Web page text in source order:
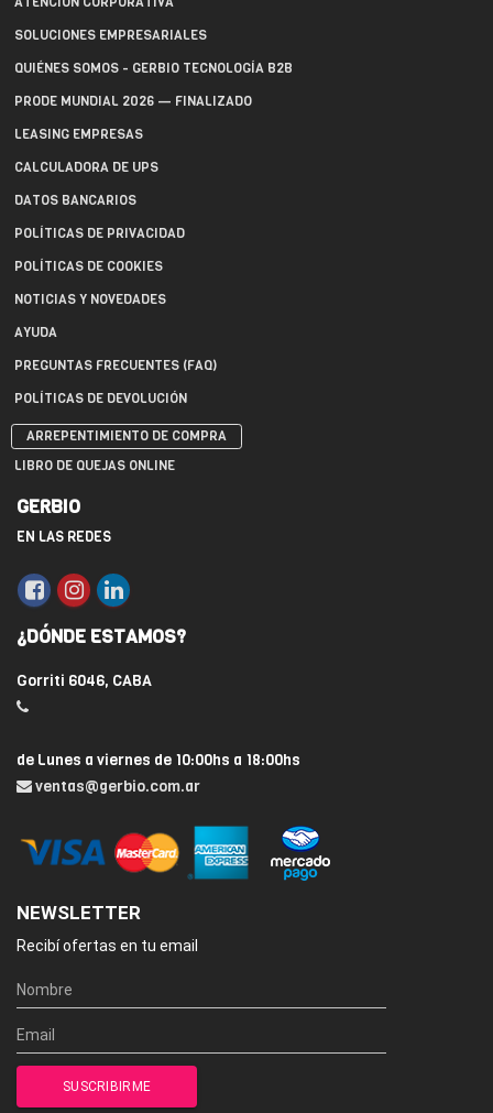
SOLUCIONES EMPRESARIALES
QUIÉNES SOMOS - GERBIO TECNOLOGÍA B2B
PRODE MUNDIAL 2026 — FINALIZADO
LEASING EMPRESAS
CALCULADORA DE UPS
DATOS BANCARIOS
POLÍTICAS DE PRIVACIDAD
POLÍTICAS DE COOKIES
NOTICIAS Y NOVEDADES
AYUDA
PREGUNTAS FRECUENTES (FAQ)
POLÍTICAS DE DEVOLUCIÓN
ARREPENTIMIENTO DE COMPRA
LIBRO DE QUEJAS ONLINE
GERBIO
EN LAS REDES
¿DÓNDE ESTAMOS?
Gorriti 6046, CABA
de Lunes a viernes de 10:00hs a 18:00hs
ventas@gerbio.com.ar
NEWSLETTER
Recibí ofertas en tu email